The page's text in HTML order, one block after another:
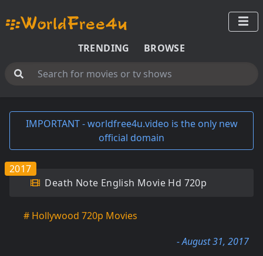
TRENDING BROWSE
IMPORTANT - worldfree4u.video is the only new
official domain
Death Note English Movie Hd 720p
2017
# Hollywood 720p Movies
- August 31, 2017